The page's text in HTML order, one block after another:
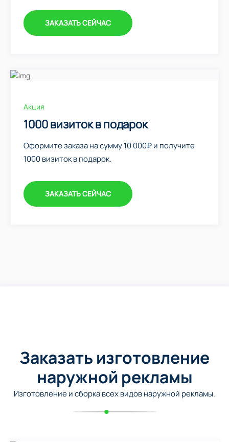
ЗАКАЗАТЬ СЕЙЧАС
Акция
1000 визиток в подарок
Оформите заказа на сумму 10 000₽ и получите
1000 визиток в подарок.
ЗАКАЗАТЬ СЕЙЧАС
Заказать изготовление
наружной рекламы
Изготовление и сборка всех видов наружной рекламы.